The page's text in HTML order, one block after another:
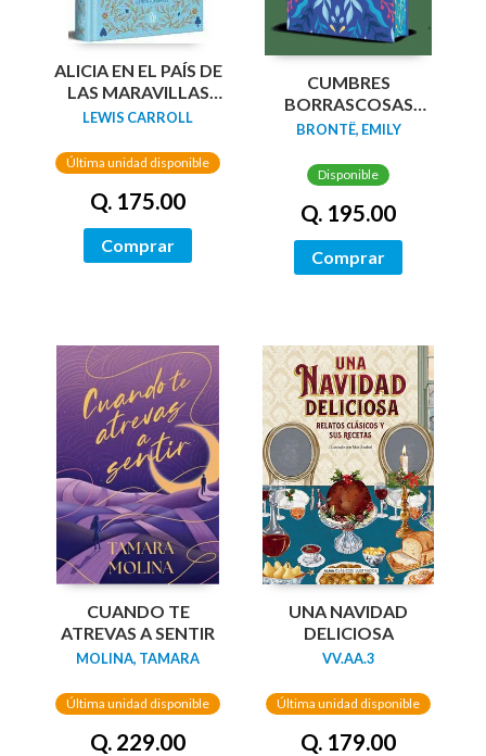
ALICIA EN EL PAÍS DE
LAS MARAVILLAS
(EDICIÓN LIMITADA
PINTADOS)
LEWIS CARROLL
Última unidad disponible
Q. 175.00
Comprar
CUMBRES
BORRASCOSAS
(EDICION LIMITADA
TINTADOS)
BRONTË, EMILY
Disponible
Q. 195.00
Comprar
CUANDO TE
ATREVAS A SENTIR
MOLINA, TAMARA
Última unidad disponible
Q. 229.00
UNA NAVIDAD
DELICIOSA
VV.AA.3
Última unidad disponible
Q. 179.00